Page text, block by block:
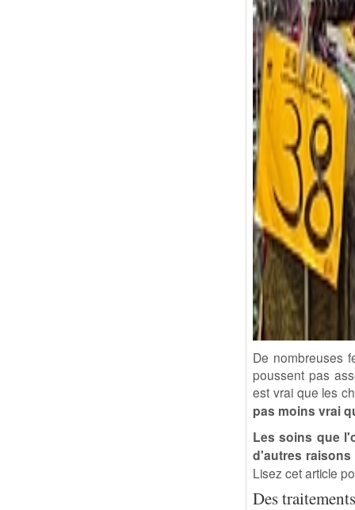
De nombreuses
poussent pas
est vrai que les
pas moins vrai
Les soins que
d'autres
Lisez cet article
Des